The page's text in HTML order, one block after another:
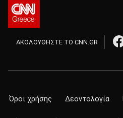
ΑΚΟΛΟΥΘΗΣΤΕ ΤΟ CNN.GR
Όροι χρήσης Δεοντολογία